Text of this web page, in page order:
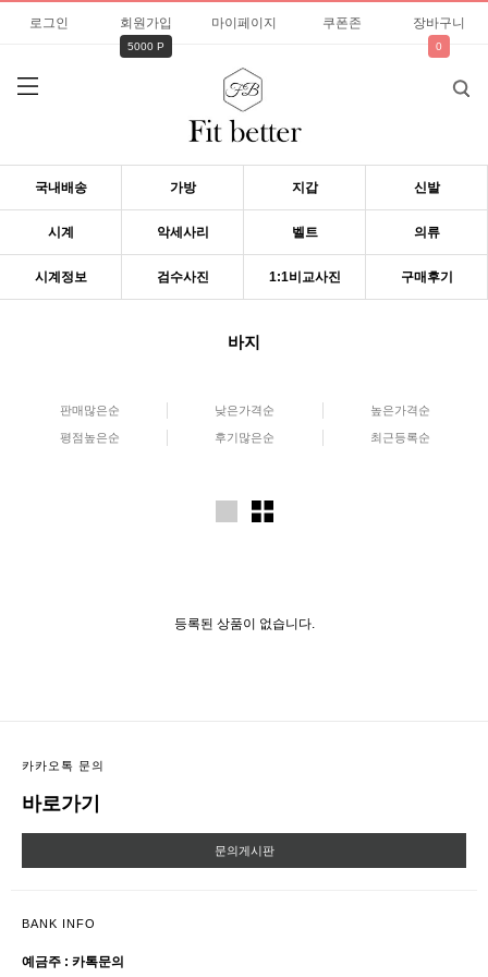
로그인 회원가입
5000 P
마이페이지 쿠폰존 장바구니
0
국내배송 가방 지갑 신발
시계 악세사리 벨트 의류
시계정보 검수사진 1:1비교사진 구매후기
바지
판매많은순 낮은가격순 높은가격순
평점높은순 후기많은순 최근등록순
등록된 상품이 없습니다.
카카오톡 문의
바로가기
문의게시판
BANK INFO
예금주 : 카톡문의